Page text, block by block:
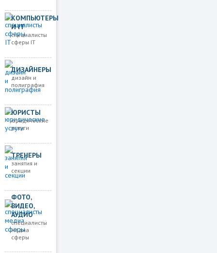
КОМПЬЮТЕРЫ
И IT
специалисты
сферы IT
ДИЗАЙНЕРЫ
дизайн и
полиграфия
ЮРИСТЫ
юридические
услуги
ТРЕНЕРЫ
занятия и
секции
ФОТО,
ВИДЕО,
АУДИО
специалисты
медиа
сферы